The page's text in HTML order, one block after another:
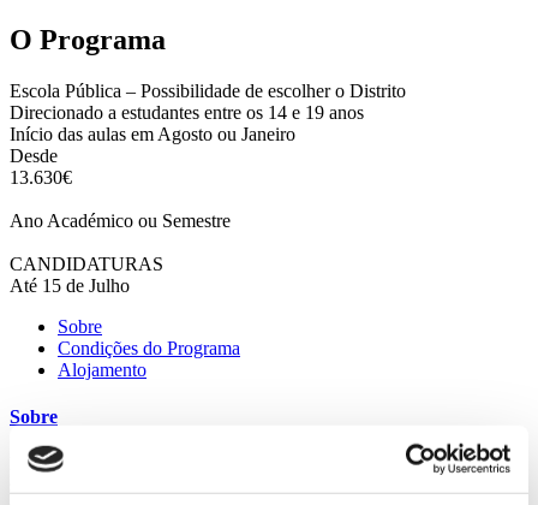
O Programa
Escola Pública – Possibilidade de escolher o Distrito
Direcionado a estudantes entre os 14 e 19 anos
Início das aulas em Agosto ou Janeiro
Desde
13.630€
Ano Académico ou Semestre
CANDIDATURAS
Até 15 de Julho
Sobre
Condições do Programa
Alojamento
Sobre
Fazer o ensino secundário nos EUA significa fazer parte de um